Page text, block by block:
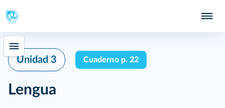
Unidad 3 Cuaderno p. 22
Lengua